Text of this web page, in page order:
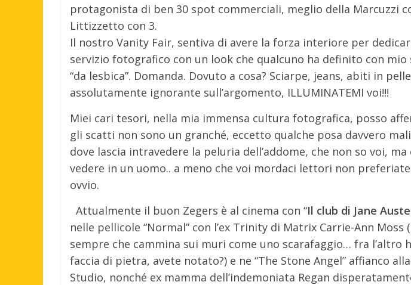
protagonista di ben 30 spot commerciali, meglio della Marcuzzi
Littizzetto con 3.
Il nostro Vanity Fair, sentiva di avere la forza interiore per
servizio fotografico con un look che qualcuno ha definito con
“da lesbica”. Domanda. Dovuto a cosa? Sciarpe, jeans, abiti in
assolutamente ignorante sull’argomento, ILLUMINATEMI voi!!!
Miei cari tesori, nella mia immensa cultura fotografica, posso
gli scatti non sono un granché, eccetto qualche posa davvero
dove lascia intravedere la peluria dell’addome, che non so voi,
vedere in un uomo.. a meno che voi mordaci lettori non preferiate
ovvio.
Attualmente il buon Zegers è al cinema con “Il club di Jane
nelle pellicole “Normal” con l’ex Trinity di Matrix Carrie-Ann Moss
sempre che cammina sui muri come uno scarafaggio… fra l’altro
faccia di pietra, avete notato?) e ne “The Stone Angel” affianco
Studio, nonché ex mamma dell’indemoniata Regan